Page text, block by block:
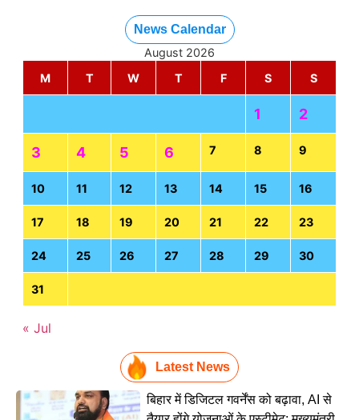
News Calendar
August 2026
M
T W T F S S
1 2
3 4 5 6 7 8 9
10 11 12 13 14 15 16
17 18 19 20 21 22 23
24 25 26 27 28 29 30
31
« Jul
Latest News
बिहार में डिजिटल गवर्नेंस को बढ़ावा, AI से